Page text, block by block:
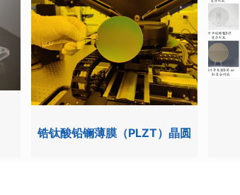
锆钛酸铅镧薄膜（PLZT）晶圆